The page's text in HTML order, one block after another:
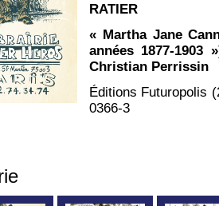
RATIER
« Martha Jane
années 1877-1903
Christian Perrissin
Éditions Futuropolis
0366-3